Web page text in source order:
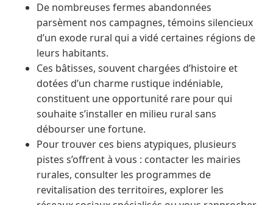
De nombreuses fermes abandonnées
parsèment nos campagnes, témoins silencieux
d’un exode rural qui a vidé certaines régions de
leurs habitants.
Ces bâtisses, souvent chargées d’histoire et
dotées d’un charme rustique indéniable,
constituent une opportunité rare pour qui
souhaite s’installer en milieu rural sans
débourser une fortune.
Pour trouver ces biens atypiques, plusieurs
pistes s’offrent à vous : contacter les mairies
rurales, consulter les programmes de
revitalisation des territoires, explorer les